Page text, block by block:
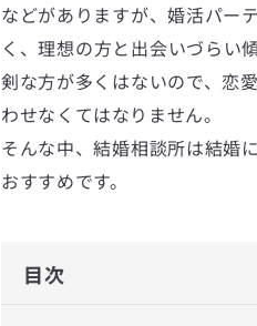
などがありますが、婚活パー
く、理想の方と出会いづらい
剣な方が多くはないので、恋
わせなくてはなりません。
そんな中、結婚相談所は結婚
おすすめです。
目次